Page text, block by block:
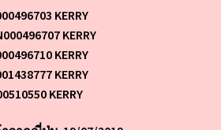
KERRY
KERRY
KERRY
KERRY
KERRY